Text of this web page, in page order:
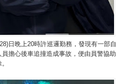
日晩上20時許巡邏勤務，發現有一部自
擔心後車追撞造成事故，便由員警協助